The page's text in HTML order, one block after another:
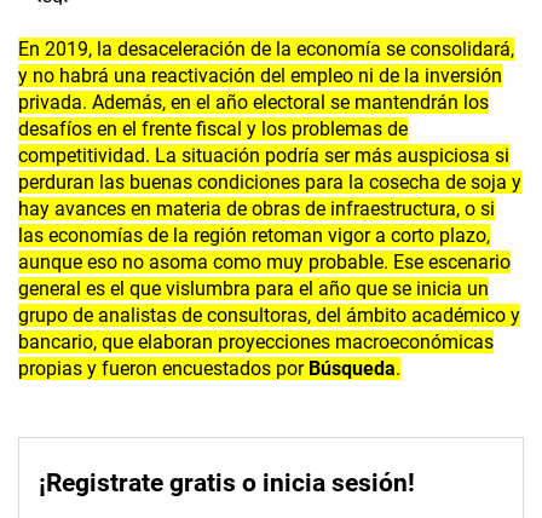
En 2019, la desaceleración de la economía se consolidará,
y no habrá una reactivación del empleo ni de la inversión
privada. Además, en el año electoral se mantendrán los
desafíos en el frente fiscal y los problemas de
competitividad. La situación podría ser más auspiciosa si
perduran las buenas condiciones para la cosecha de soja y
hay avances en materia de obras de infraestructura, o si
las economías de la región retoman vigor a corto plazo,
aunque eso no asoma como muy probable. Ese escenario
general es el que vislumbra para el año que se inicia un
grupo de analistas de consultoras, del ámbito académico y
bancario, que elaboran proyecciones macroeconómicas
propias y fueron encuestados por Búsqueda.
¡Registrate gratis o inicia sesión!